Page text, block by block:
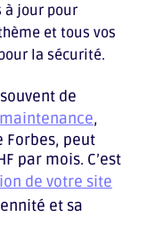
à jour pour
et tous vos
la sécurité.
de
,
Forbes, peut
par mois. C’est
de votre site
et sa